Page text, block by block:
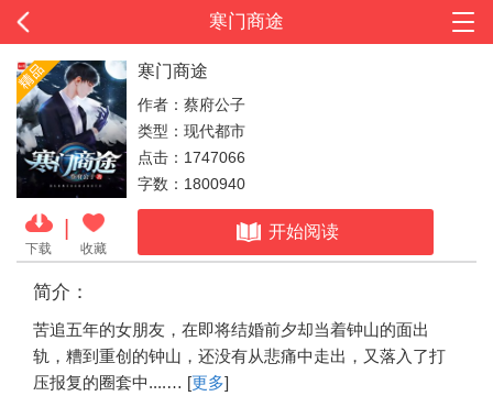
寒门商途
下载 收藏
寒门商途
作者：蔡府公子
类型：现代都市
点击：1747066
字数：1800940
开始阅读
简介：
苦追五年的女朋友，在即将结婚前夕却当着钟山的面出
轨，糟到重创的钟山，还没有从悲痛中走出，又落入了打
压报复的圈套中....… [更多]